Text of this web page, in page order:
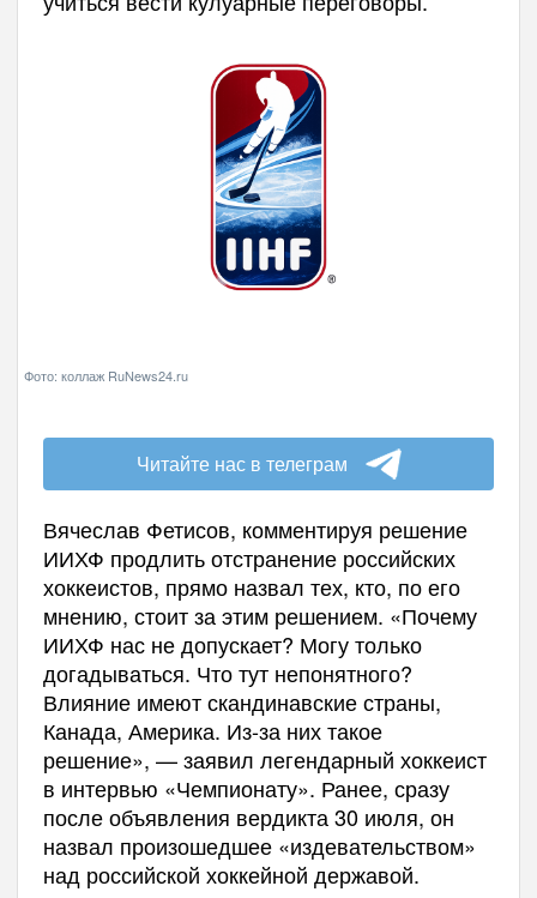
Фото: коллаж RuNews24.ru
Читайте нас в телеграм
Вячеслав Фетисов, комментируя решение
ИИХФ продлить отстранение российских
хоккеистов, прямо назвал тех, кто, по его
мнению, стоит за этим решением. «Почему
ИИХФ нас не допускает? Могу только
догадываться. Что тут непонятного?
Влияние имеют скандинавские страны,
Канада, Америка. Из-за них такое
решение», — заявил легендарный хоккеист
в интервью «Чемпионату». Ранее, сразу
после объявления вердикта 30 июля, он
назвал произошедшее «издевательством»
над российской хоккейной державой.